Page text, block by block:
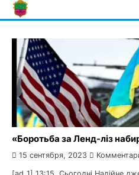
Skip
to
«Боротьба за Ленд-ліз
15 сентября, 2023